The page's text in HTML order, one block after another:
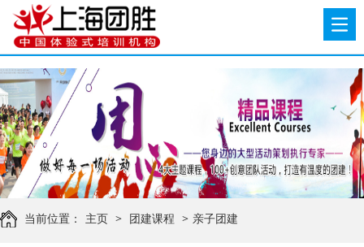
当前位置： 主页 > 团建课程 > 亲子团建